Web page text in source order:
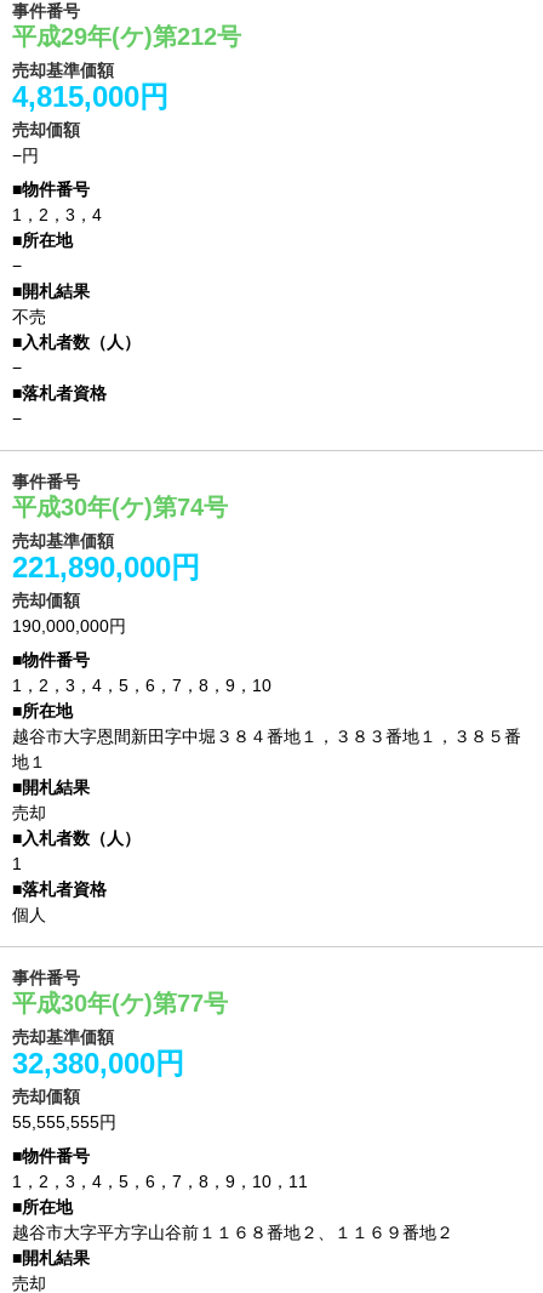
事件番号
平成29年(ケ)第212号
売却基準価額
4,815,000円
売却価額
−円
1，2，3，4
−
不売
−
−
事件番号
平成30年(ケ)第74号
売却基準価額
221,890,000円
売却価額
190,000,000円
1，2，3，4，5，6，7，8，9，10
越谷市大字恩間新田字中堀３８４番地１，３８３番地１，３８５番
地１
売却
1
個人
事件番号
平成30年(ケ)第77号
売却基準価額
32,380,000円
売却価額
55,555,555円
1，2，3，4，5，6，7，8，9，10，11
越谷市大字平方字山谷前１１６８番地２、１１６９番地２
売却